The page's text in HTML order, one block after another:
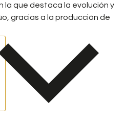
la que destaca la evolución y
gracias a la producción de